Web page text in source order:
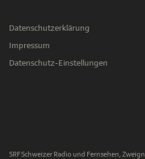
Datenschutzerklärung
Impressum
Datenschutz-Einstellungen
SRF Schweizer Radio und Fernsehen,